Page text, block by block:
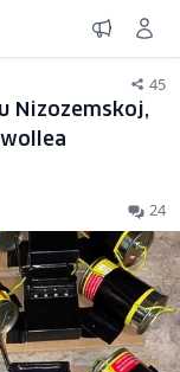
45
Nizozemskoj,
24